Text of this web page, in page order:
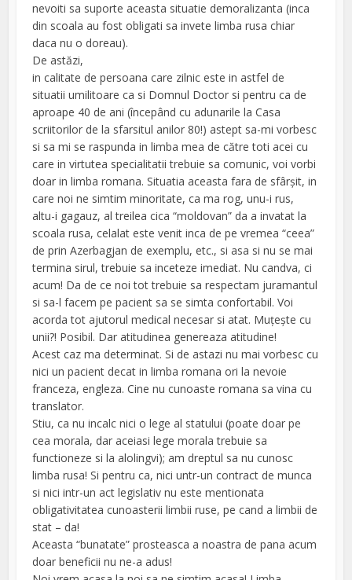
nevoiti sa suporte aceasta situatie demoralizanta (inca
din scoala au fost obligati sa invete limba rusa chiar
daca nu o doreau).
De astăzi,
in calitate de persoana care zilnic este in astfel de
situatii umilitoare ca si Domnul Doctor si pentru ca de
aproape 40 de ani (începând cu adunarile la Casa
scriitorilor de la sfarsitul anilor 80!) astept sa-mi vorbesc
si sa mi se raspunda in limba mea de către toti acei cu
care in virtutea specialitatii trebuie sa comunic, voi vorbi
doar in limba romana. Situatia aceasta fara de sfârșit, in
care noi ne simtim minoritate, ca ma rog, unu-i rus,
altu-i gagauz, al treilea cica “moldovan” da a invatat la
scoala rusa, celalat este venit inca de pe vremea “ceea”
de prin Azerbagjan de exemplu, etc., si asa si nu se mai
termina sirul, trebuie sa inceteze imediat. Nu candva, ci
acum! Da de ce noi tot trebuie sa respectam juramantul
si sa-l facem pe pacient sa se simta confortabil. Voi
acorda tot ajutorul medical necesar si atat. Muțește cu
unii?! Posibil. Dar atitudinea genereaza atitudine!
Acest caz ma determinat. Si de astazi nu mai vorbesc cu
nici un pacient decat in limba romana ori la nevoie
franceza, engleza. Cine nu cunoaste romana sa vina cu
translator.
Stiu, ca nu incalc nici o lege al statului (poate doar pe
cea morala, dar aceiasi lege morala trebuie sa
functioneze si la alolingvi); am dreptul sa nu cunosc
limba rusa! Si pentru ca, nici untr-un contract de munca
si nici intr-un act legislativ nu este mentionata
obligativitatea cunoasterii limbii ruse, pe cand a limbii de
stat – da!
Aceasta “bunatate” prosteasca a noastra de pana acum
doar beneficii nu ne-a adus!